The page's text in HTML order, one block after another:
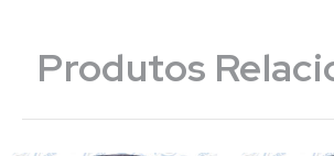
Produtos